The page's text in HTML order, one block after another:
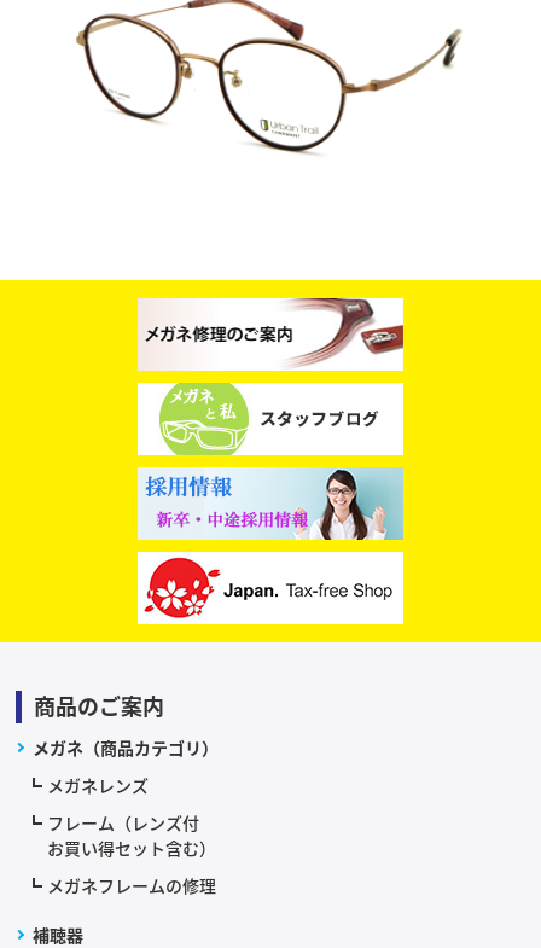
スタッフブログ
商品のご案内
メガネ（商品カテゴリ）
メガネレンズ
フレーム（レンズ付
お買い得セット含む）
メガネフレームの修理
補聴器